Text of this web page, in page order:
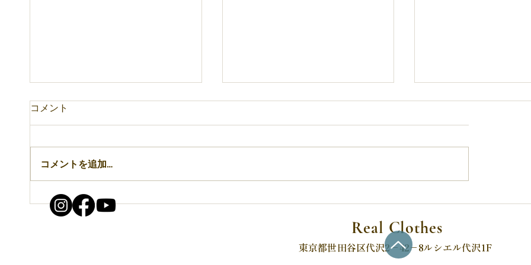
8月のお知らせ
新メニューのお知らせ
コメント
コメントを追加…
Real Clothes
​東京都世田谷区代沢2−42−8ルシエル代沢1F